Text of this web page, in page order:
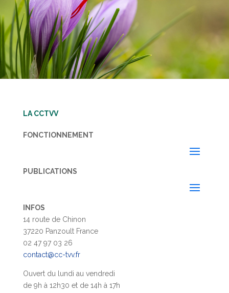
LA CCTVV
FONCTIONNEMENT
PUBLICATIONS
INFOS
14 route de Chinon
37220 Panzoult France
02 47 97 03 26
contact@cc-tvv.fr
Ouvert du lundi au vendredi
de 9h à 12h30 et de 14h à 17h